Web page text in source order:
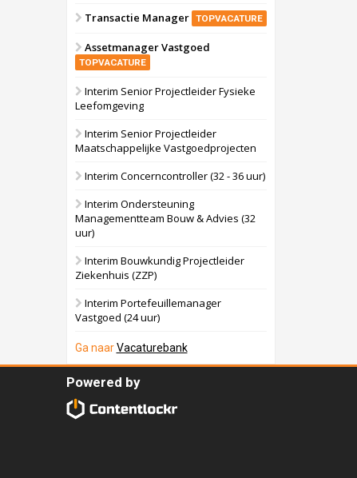
Transactie Manager TOPVACATURE
Assetmanager Vastgoed
TOPVACATURE
Interim Senior Projectleider Fysieke
Leefomgeving
Interim Senior Projectleider
Maatschappelijke Vastgoedprojecten
Interim Concerncontroller (32 - 36 uur)
Interim Ondersteuning
Managementteam Bouw & Advies (32
uur)
Interim Bouwkundig Projectleider
Ziekenhuis (ZZP)
Interim Portefeuillemanager
Vastgoed (24 uur)
Ga naarVacaturebank
Powered by